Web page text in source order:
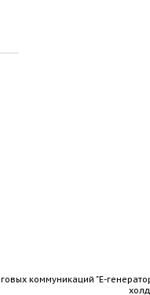
коммуникаций "Е-